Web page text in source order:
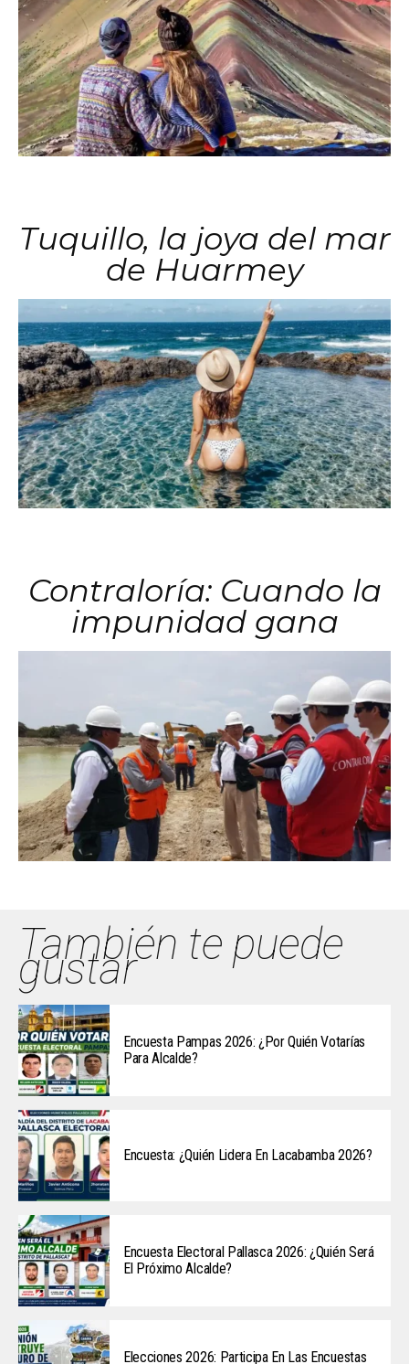
Tuquillo, la joya del mar
de Huarmey
Contraloría: Cuando la
impunidad gana
También te puede
gustar
Encuesta Pampas 2026: ¿Por Quién Votarías
Para Alcalde?
Encuesta: ¿Quién Lidera En Lacabamba 2026?
Encuesta Electoral Pallasca 2026: ¿Quién Será
El Próximo Alcalde?
Elecciones 2026: Participa En Las Encuestas